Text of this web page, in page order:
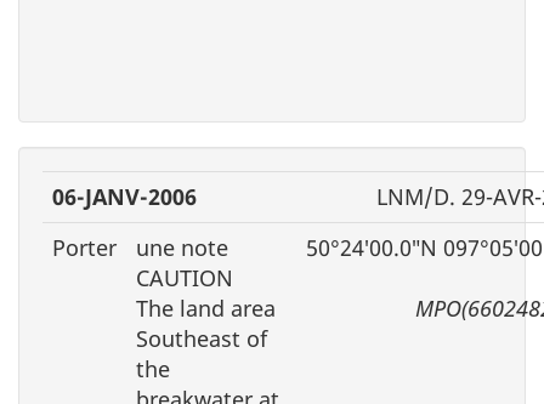
06-JANV-2006
LNM/D. 29-
Porter
une note
CAUTION
The land area
Southeast of
the
50°24′00.0″N